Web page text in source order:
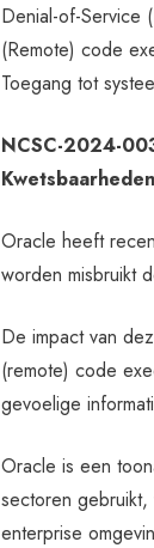
Denial-of-Service
(Remote) code
Toegang tot
NCSC-2024-
Oracle heeft
worden misbruikt
De impact van
(remote) code
gevoelige
Oracle is een
sectoren
enterprise